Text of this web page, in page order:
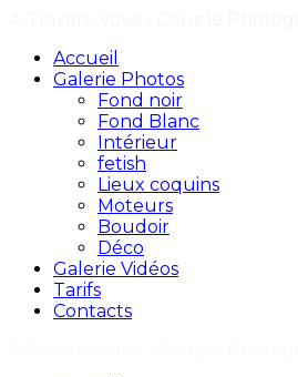
Accueil
Galerie Photos
Fond noir
Fond Blanc
Intérieur
fetish
Lieux coquins
Moteurs
Boudoir
Déco
Galerie Vidéos
Tarifs
Contacts